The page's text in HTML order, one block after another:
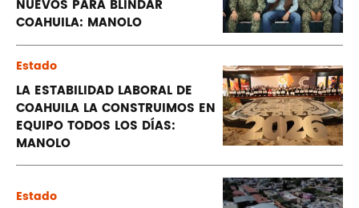
NUEVOS PARA BLINDAR
COAHUILA: MANOLO
Estado
LA ESTABILIDAD LABORAL DE
COAHUILA LA CONSTRUIMOS EN
EQUIPO TODOS LOS DÍAS:
MANOLO
Estado